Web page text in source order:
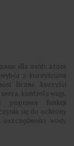
dla osób, które
z korzyściami
liczne korzyści
kontrola wagi,
poprawa funkcji
się do ochrony
oszczędności wody